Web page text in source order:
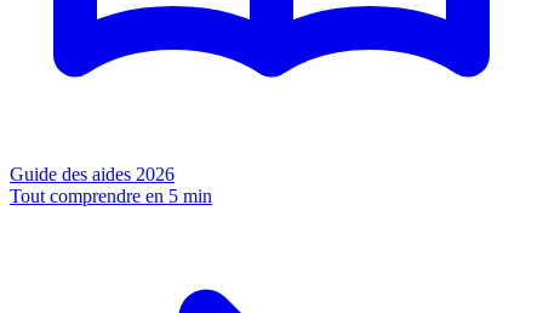
Guide des aides 2026
Tout comprendre en 5 min